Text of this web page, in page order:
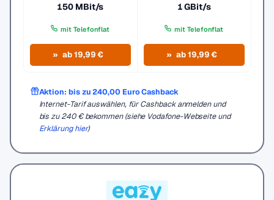
150 MBit/s
mit Telefonflat
ab 19,99 €
1 GBit/s
mit Telefonflat
ab 19,99 €
Aktion: bis zu 240,00 Euro Cashback
Internet-Tarif auswählen, für Cashback anmelden und
bis zu 240 € bekommen (siehe Vodafone-Webseite und
Erklärung hier)